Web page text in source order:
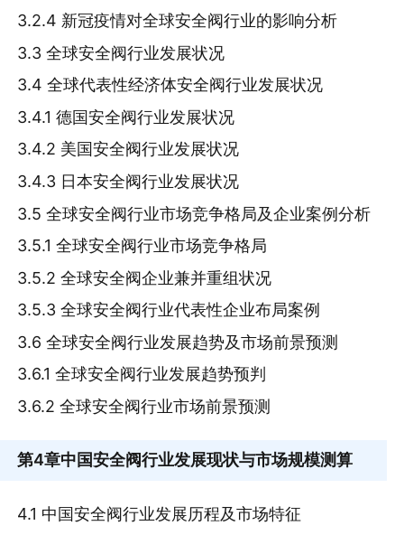
3.2.4 新冠疫情对全球安全阀行业的影响分析
3.3 全球安全阀行业发展状况
3.4 全球代表性经济体安全阀行业发展状况
3.4.1 德国安全阀行业发展状况
3.4.2 美国安全阀行业发展状况
3.4.3 日本安全阀行业发展状况
3.5 全球安全阀行业市场竞争格局及企业案例分析
3.5.1 全球安全阀行业市场竞争格局
3.5.2 全球安全阀企业兼并重组状况
3.5.3 全球安全阀行业代表性企业布局案例
3.6 全球安全阀行业发展趋势及市场前景预测
3.6.1 全球安全阀行业发展趋势预判
3.6.2 全球安全阀行业市场前景预测
第4章中国安全阀行业发展现状与市场规模测算
4.1 中国安全阀行业发展历程及市场特征